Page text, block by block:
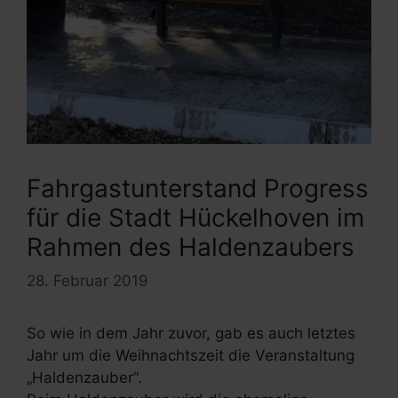
Fahrgastunterstand Progress
für die Stadt Hückelhoven im
Rahmen des Haldenzaubers
28. Februar 2019
So wie in dem Jahr zuvor, gab es auch letztes
Jahr um die Weihnachtszeit die Veranstaltung
„Haldenzauber“.